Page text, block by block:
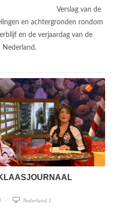
Verslag van de
en achtergronden rondom
en de verjaardag van de
Nederland.
Nederland 1